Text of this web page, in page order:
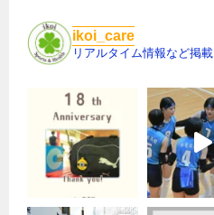
ikoi_care
リアルタイム情報など掲載